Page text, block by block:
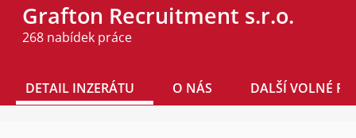
Grafton Recruitment s.r.o.
268 nabídek práce
DETAIL INZERÁTU O NÁS DALŠÍ VOLNÉ